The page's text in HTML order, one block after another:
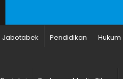
Jabotabek Pendidikan Hukum